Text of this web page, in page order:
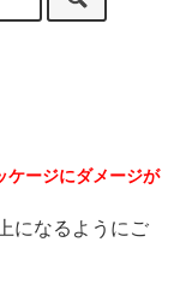
ケージにダメージが
になるようにご